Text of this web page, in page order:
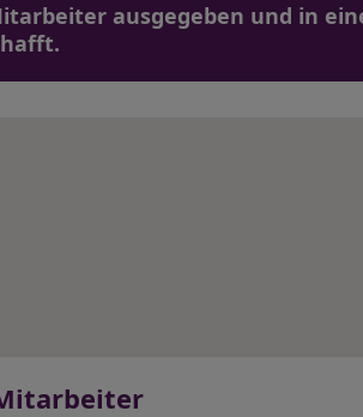
ausgegeben und in